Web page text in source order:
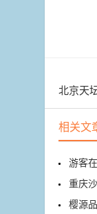
北京天
相关文
游客
重庆沙
樱源品